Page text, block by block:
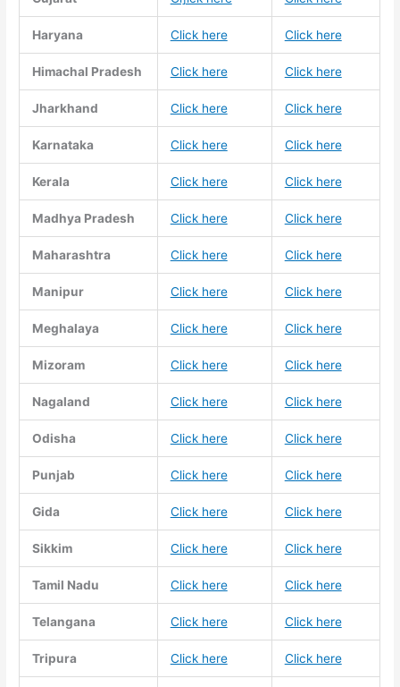
Haryana Click here Click here
Himachal Pradesh Click here Click here
Jharkhand Click here Click here
Karnataka Click here Click here
Kerala Click here Click here
Madhya Pradesh Click here Click here
Maharashtra Click here Click here
Manipur Click here Click here
Meghalaya Click here Click here
Mizoram Click here Click here
Nagaland Click here Click here
Odisha Click here Click here
Punjab Click here Click here
Gida Click here Click here
Sikkim Click here Click here
Tamil Nadu Click here Click here
Telangana Click here Click here
Tripura Click here Click here